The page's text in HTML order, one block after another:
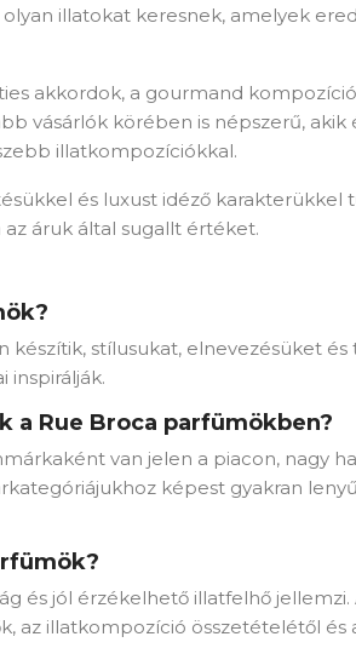
illatokat keresnek, amelyek
akkordok, a gourmand
vásárlók körében is népszerű,
illatkompozíciókkal.
és luxust idéző karakterükkel
áruk által sugallt értéket.
készítik, stílusukat, elnevezésüket
inspirálják.
a Rue Broca parfümökben?
van jelen a piacon, nagy
képest gyakran
és jól érzékelhető illatfelhő jellemzi.
az illatkompozíció összetételétől